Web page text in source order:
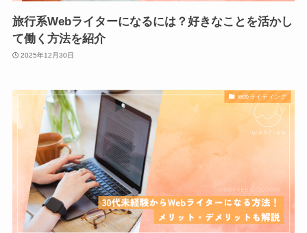
旅行系Webライターになるには？好きなことを活かし
て働く方法を紹介
2025年12月30日
webライティング